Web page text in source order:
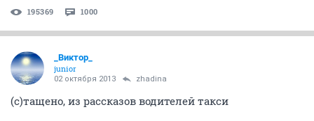
195369 1000
_Виктор_
juniоr
02 октября 2013 zhadina
(с)тащено, из рассказов водителей такси